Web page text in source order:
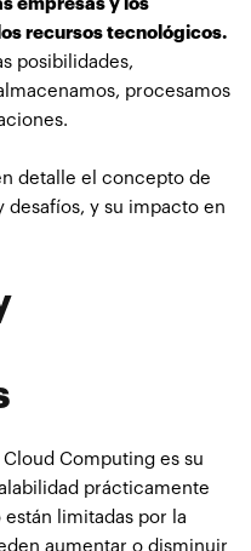
empresas y los
recursos tecnológicos.
posibilidades,
procesamos
detalle el concepto de
desafíos, y su impacto en
Computing es su
prácticamente
están limitadas por la
aumentar o disminuir